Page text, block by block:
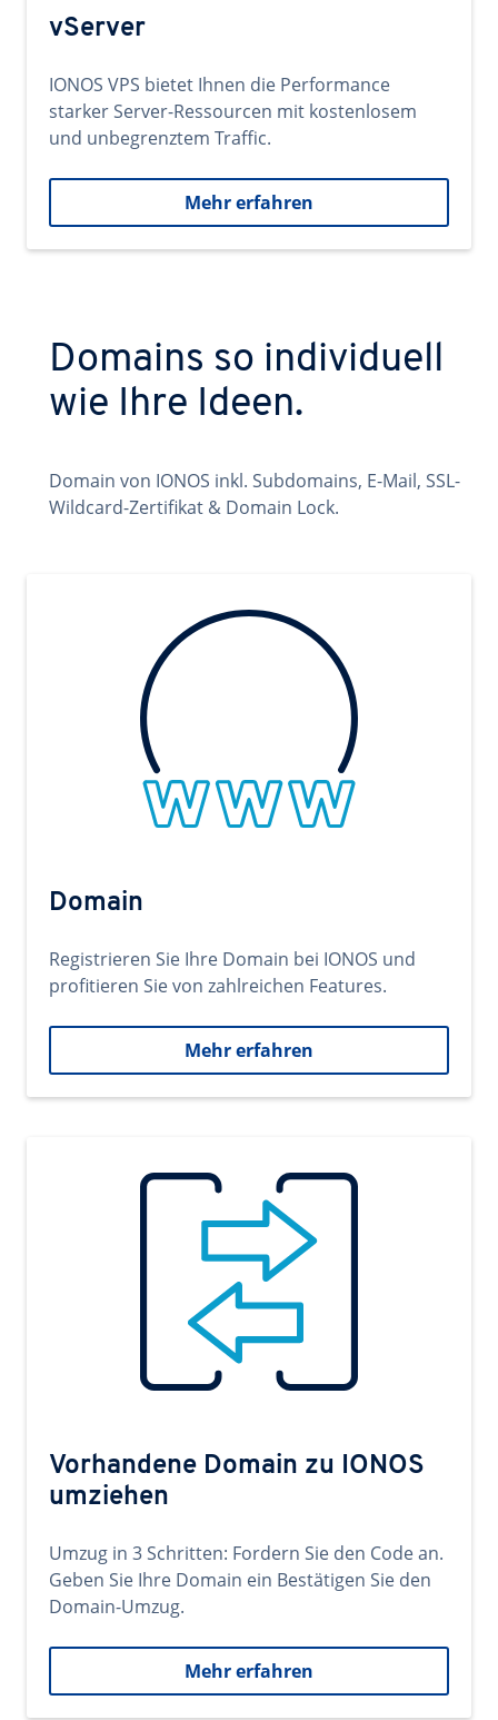
vServer
IONOS VPS bietet Ihnen die Performance
starker Server-Ressourcen mit kostenlosem
und unbegrenztem Traffic.
Mehr erfahren
Domains so individuell
wie Ihre Ideen.
Domain von IONOS inkl. Subdomains, E-Mail, SSL-
Wildcard-Zertifikat & Domain Lock.
Domain
Registrieren Sie Ihre Domain bei IONOS und
profitieren Sie von zahlreichen Features.
Mehr erfahren
Vorhandene Domain zu IONOS
umziehen
Umzug in 3 Schritten: Fordern Sie den Code an.
Geben Sie Ihre Domain ein Bestätigen Sie den
Domain-Umzug.
Mehr erfahren